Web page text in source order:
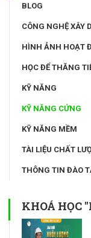
BLOG
CÔNG NGHỆ XÂY
HÌNH ẢNH HOẠT
HỌC ĐỂ THĂNG
KỸ NĂNG
KỸ NĂNG CỨNG
KỸ NĂNG MỀM
TÀI LIỆU CHẤT
THÔNG TIN ĐÀO
KHOÁ HỌC